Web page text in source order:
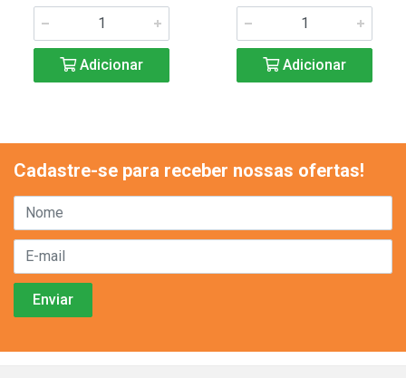
Adicionar Adicionar
Cadastre-se para receber nossas ofertas!